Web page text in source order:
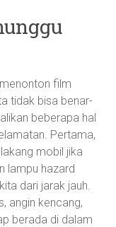
film
tidak bisa benar-
beberapa hal
Pertama,
mobil jika
lampu hazard
dari jarak jauh.
angin kencang,
berada di dalam